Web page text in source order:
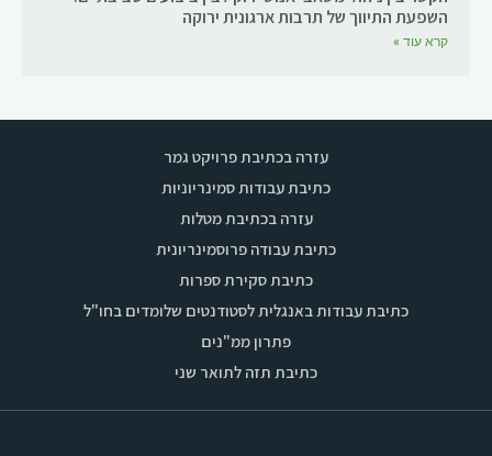
השפעת התיווך של תרבות ארגונית ירוקה
קרא עוד »
עזרה בכתיבת פרויקט גמר
כתיבת עבודות סמינריוניות
עזרה בכתיבת מטלות
כתיבת עבודה פרוסמינריונית
כתיבת סקירת ספרות
כתיבת עבודות באנגלית לסטודנטים שלומדים בחו"ל
פתרון ממ"נים
כתיבת תזה לתואר שני